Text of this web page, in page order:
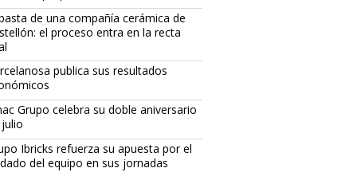
de una compañía cerámica de
el proceso entra en la recta
publica sus resultados
Grupo celebra su doble aniversario
Ibricks refuerza su apuesta por el
del equipo en sus jornadas